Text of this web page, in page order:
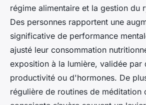
régime alimentaire et la gestion du
Des personnes rapportent une
significative de performance
ajusté leur consommation
exposition à la lumière, validée par
productivité ou d'hormones. De
régulière de routines de méditation